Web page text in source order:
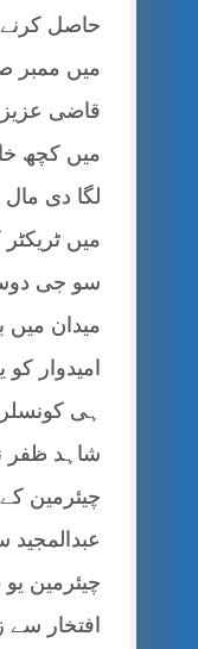
حاصل
میں ممبر
قاضی
میں کچھ
لگا دی
میں
سو جی
میدان
امیدوار
ہی
شاہد ظفر
چیئرمین
چیئرمین
افتخار سے